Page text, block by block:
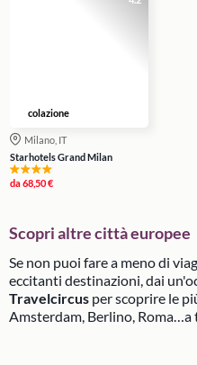
colazione
Milano, IT
Starhotels Grand Milan
da68,50 €
Scopri altre città europee
Se non puoi fare a meno di
eccitanti destinazioni, dai
Travelcircus per scoprire le
Amsterdam, Berlino, Roma…a